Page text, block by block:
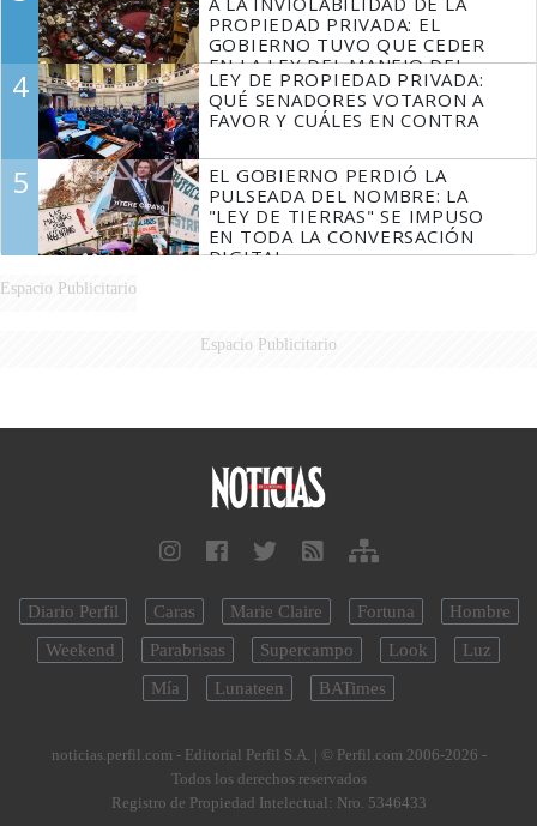
PROPIEDAD PRIVADA: EL
GOBIERNO TUVO QUE CEDER
EN LA LEY DEL MANEJO DEL
FUEGO
4
LEY DE PROPIEDAD PRIVADA:
QUÉ SENADORES VOTARON A
FAVOR Y CUÁLES EN CONTRA
5
EL GOBIERNO PERDIÓ LA
PULSEADA DEL NOMBRE: LA
"LEY DE TIERRAS" SE IMPUSO
EN TODA LA CONVERSACIÓN
DIGITAL
Espacio Publicitario
Espacio Publicitario
Diario Perfil Caras Marie Claire Fortuna
Hombre
Weekend
Parabrisas Supercampo Look
Luz
Mía
Lunateen BATimes
noticias.perfil.com - Editorial Perfil S.A. | © Perfil.com 2006-2026 -
Todos los derechos reservados
Registro de Propiedad Intelectual: Nro. 5346433